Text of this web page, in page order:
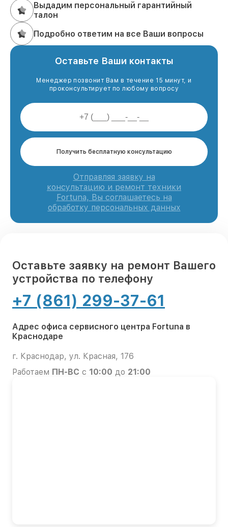
Выдадим персональный гарантийный
талон
Подробно ответим на все Ваши вопросы
Оставьте Ваши контакты
Менеджер позвонит Вам в течение 15 минут, и
проконсультирует по любому вопросу
Получить бесплатную консультацию
Отправляя заявку на
консультацию и ремонт техники
Fortuna, Вы соглашаетесь на
обработку персональных данных
Оставьте заявку на ремонт Вашего
устройства по телефону
+7 (861) 299-37-61
Адрес офиса сервисного центра Fortuna в
Краснодаре
г. Краснодар, ул. Красная, 176
Работаем ПН-ВС с 10:00 до 21:00